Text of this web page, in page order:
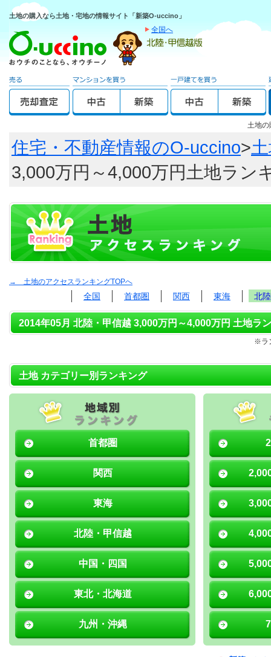
土地の購入なら土地・宅地の情報サイト「新築O-uccino」
全国へ
土地
住宅・不動産情報のO-uccino>
3,000万円～4,000万円土地ラン
→ 土地のアクセスランキングTOPへ
全国 首都圏 関西 東海 北
2014年05月 北陸・甲信越 3,000万円～4,000万円 土地ラ
※ラ
土地 カテゴリー別ランキング
首都圏
関西
東海
北陸・甲信越
中国・四国
東北・北海道
九州・沖縄